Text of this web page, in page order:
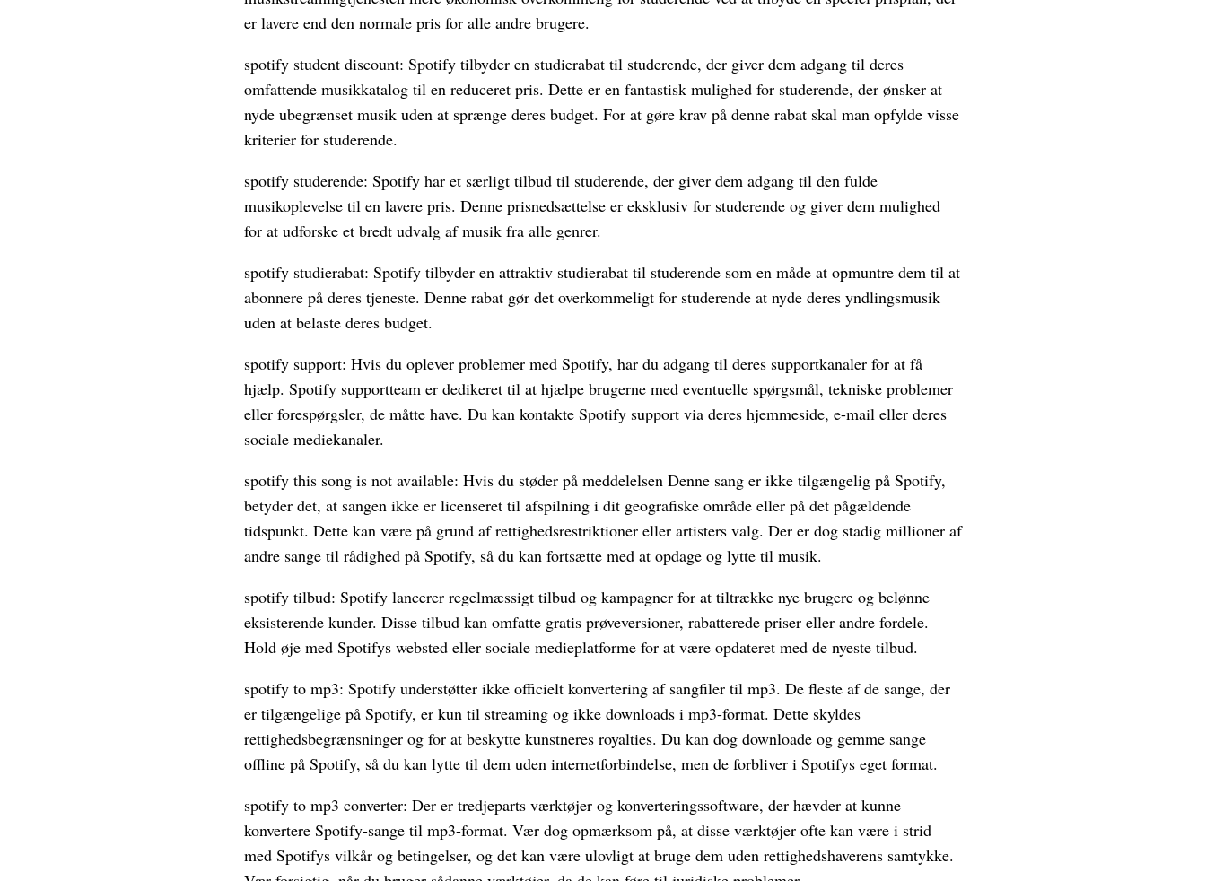
er lavere end den normale pris for alle andre brugere.
spotify student discount: Spotify tilbyder en studierabat til studerende, der giver dem adgang til deres
omfattende musikkatalog til en reduceret pris. Dette er en fantastisk mulighed for studerende, der ønsker at
nyde ubegrænset musik uden at sprænge deres budget. For at gøre krav på denne rabat skal man opfylde visse
kriterier for studerende.
spotify studerende: Spotify har et særligt tilbud til studerende, der giver dem adgang til den fulde
musikoplevelse til en lavere pris. Denne prisnedsættelse er eksklusiv for studerende og giver dem mulighed
for at udforske et bredt udvalg af musik fra alle genrer.
spotify studierabat: Spotify tilbyder en attraktiv studierabat til studerende som en måde at opmuntre dem til at
abonnere på deres tjeneste. Denne rabat gør det overkommeligt for studerende at nyde deres yndlingsmusik
uden at belaste deres budget.
spotify support: Hvis du oplever problemer med Spotify, har du adgang til deres supportkanaler for at få
hjælp. Spotify supportteam er dedikeret til at hjælpe brugerne med eventuelle spørgsmål, tekniske problemer
eller forespørgsler, de måtte have. Du kan kontakte Spotify support via deres hjemmeside, e-mail eller deres
sociale mediekanaler.
spotify this song is not available: Hvis du støder på meddelelsen Denne sang er ikke tilgængelig på Spotify,
betyder det, at sangen ikke er licenseret til afspilning i dit geografiske område eller på det pågældende
tidspunkt. Dette kan være på grund af rettighedsrestriktioner eller artisters valg. Der er dog stadig millioner af
andre sange til rådighed på Spotify, så du kan fortsætte med at opdage og lytte til musik.
spotify tilbud: Spotify lancerer regelmæssigt tilbud og kampagner for at tiltrække nye brugere og belønne
eksisterende kunder. Disse tilbud kan omfatte gratis prøveversioner, rabatterede priser eller andre fordele.
Hold øje med Spotifys websted eller sociale medieplatforme for at være opdateret med de nyeste tilbud.
spotify to mp3: Spotify understøtter ikke officielt konvertering af sangfiler til mp3. De fleste af de sange, der
er tilgængelige på Spotify, er kun til streaming og ikke downloads i mp3-format. Dette skyldes
rettighedsbegrænsninger og for at beskytte kunstneres royalties. Du kan dog downloade og gemme sange
offline på Spotify, så du kan lytte til dem uden internetforbindelse, men de forbliver i Spotifys eget format.
spotify to mp3 converter: Der er tredjeparts værktøjer og konverteringssoftware, der hævder at kunne
konvertere Spotify-sange til mp3-format. Vær dog opmærksom på, at disse værktøjer ofte kan være i strid
med Spotifys vilkår og betingelser, og det kan være ulovligt at bruge dem uden rettighedshaverens samtykke.